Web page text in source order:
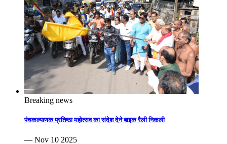
Breaking news
पंचकल्याणक प्रतिष्ठा महोत्सव का संदेश देने बाइक रैली निकली
— Nov 10 2025